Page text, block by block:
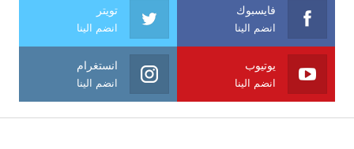
فايسبوك
انضم الينا
تويتر
انضم الينا
يوتيوب
انضم الينا
انستغرام
انضم الينا